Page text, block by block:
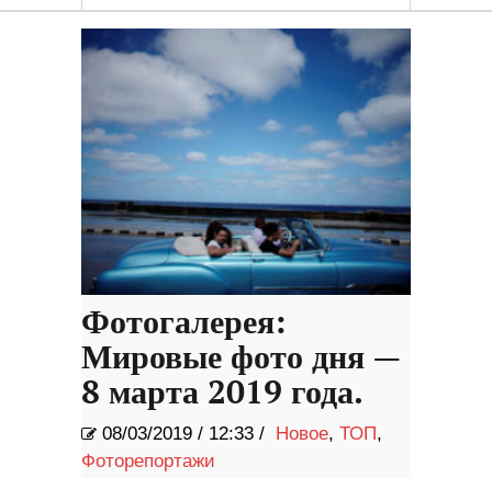
Фотогалерея:
Мировые фото дня —
8 марта 2019 года.
08/03/2019 / 12:33 / Новое, ТОП,
Фоторепортажи